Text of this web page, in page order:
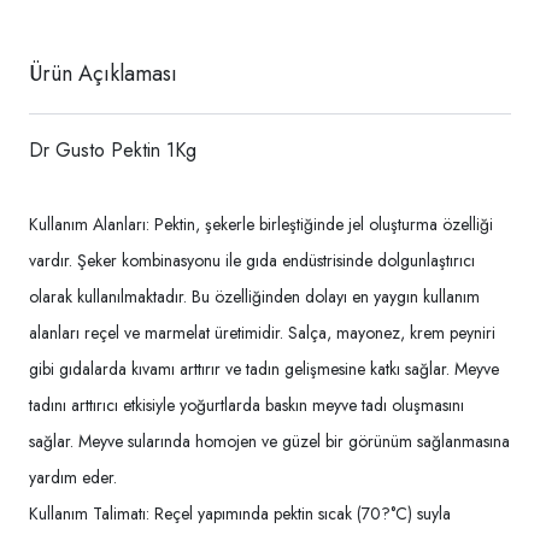
Ürün Açıklaması
Dr Gusto Pektin 1Kg
Kullanım Alanları: Pektin, şekerle birleştiğinde jel oluşturma özelliği
vardır. Şeker kombinasyonu ile gıda endüstrisinde dolgunlaştırıcı
olarak kullanılmaktadır. Bu özelliğinden dolayı en yaygın kullanım
alanları reçel ve marmelat üretimidir. Salça, mayonez, krem peyniri
gibi gıdalarda kıvamı arttırır ve tadın gelişmesine katkı sağlar. Meyve
tadını arttırıcı etkisiyle yoğurtlarda baskın meyve tadı oluşmasını
sağlar. Meyve sularında homojen ve güzel bir görünüm sağlanmasına
yardım eder.
Kullanım Talimatı: Reçel yapımında pektin sıcak (70?°C) suyla